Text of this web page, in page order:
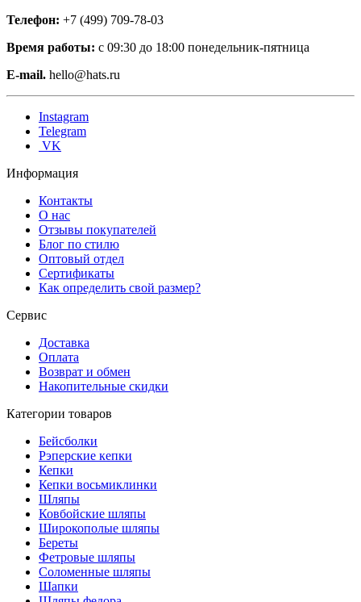
Телефон: +7 (499) 709-78-03
Время работы: с 09:30 до 18:00 понедельник-пятница
E-mail. hello@hats.ru
Instagram
Telegram
VK
Информация
Контакты
О нас
Отзывы покупателей
Блог по стилю
Оптовый отдел
Сертификаты
Как определить свой размер?
Сервис
Доставка
Оплата
Возврат и обмен
Накопительные скидки
Категории товаров
Бейсболки
Рэперские кепки
Кепки
Кепки восьмиклинки
Шляпы
Ковбойские шляпы
Широкополые шляпы
Береты
Фетровые шляпы
Соломенные шляпы
Шапки